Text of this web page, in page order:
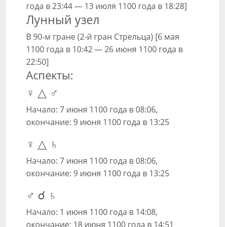
года в 23:44 — 13 июля 1100 года в 18:28]
Лунный узел
В 90-м гране (2-й гран Стрельца) [6 мая
1100 года в 10:42 — 26 июня 1100 года в
22:50]
Аспекты:
♀ △ ♂
Начало: 7 июня 1100 года в 08:06,
окончание: 9 июня 1100 года в 13:25
♀ △ ♄
Начало: 7 июня 1100 года в 08:06,
окончание: 9 июня 1100 года в 13:25
♂ ☌ ♄
Начало: 1 июня 1100 года в 14:08,
окончание: 18 июня 1100 года в 14:51